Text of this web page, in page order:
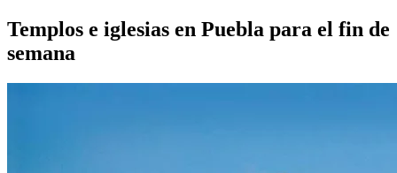
Templos e iglesias en Puebla para el fin de
semana